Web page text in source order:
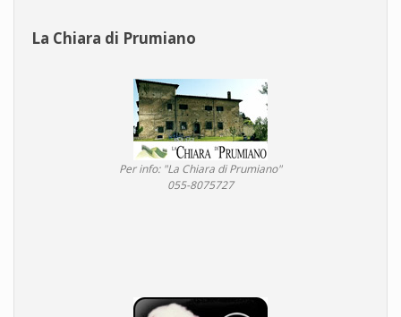
La Chiara di Prumiano
Per info: "La Chiara di Prumiano"
055-8075727